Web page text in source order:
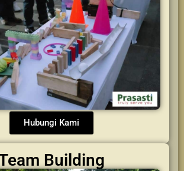
Hubungi Kami
Building